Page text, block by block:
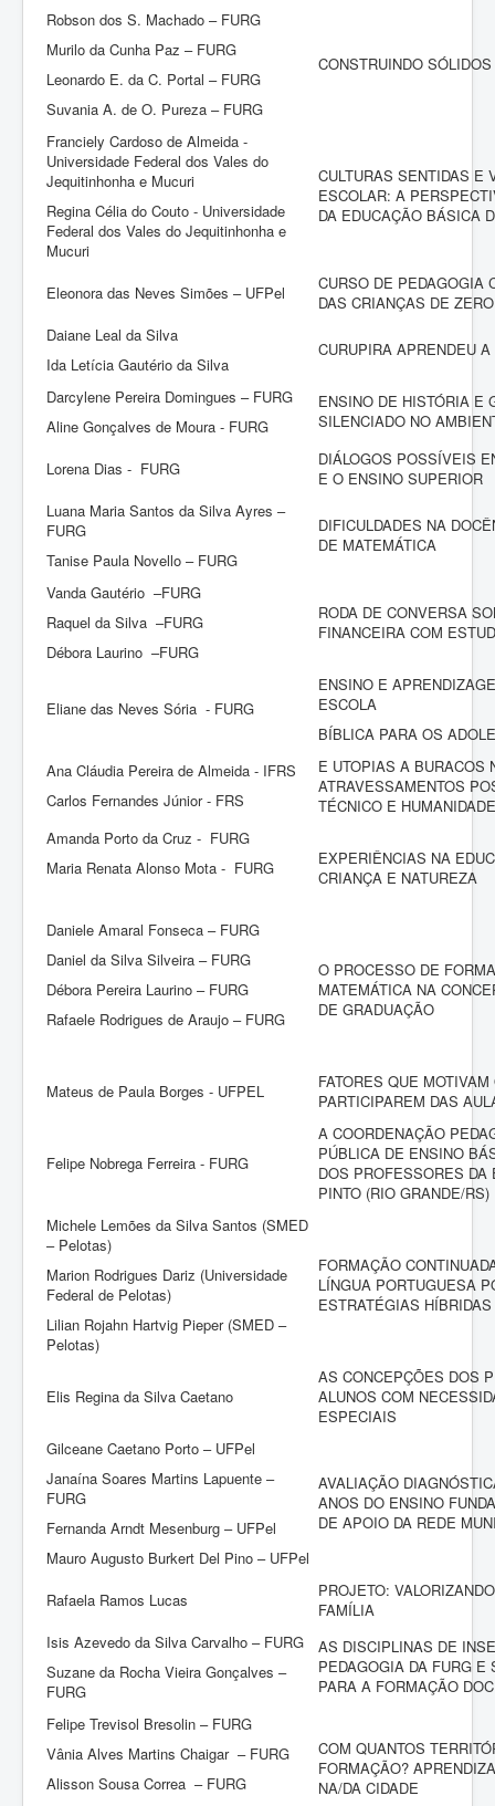
Robson dos S. Machado – FURG
Murilo da Cunha Paz – FURG
Leonardo E. da C. Portal – FURG
Suvania A. de O. Pureza – FURG
CONSTRUINDO
Franciely Cardoso de Almeida -
Universidade Federal dos Vales do
Jequitinhonha e Mucuri
Regina Célia do Couto - Universidade
Federal dos Vales do Jequitinhonha e
Mucuri
CULTURAS SENTIDAS E
ESCOLAR: A
DA EDUCAÇÃO BÁSICA
Eleonora das Neves Simões – UFPel
CURSO DE PEDAGOGIA
DAS CRIANÇAS DE
Daiane Leal da Silva
Ida Letícia Gautério da Silva
CURUPIRA APRENDEU
Darcylene Pereira Domingues – FURG
Aline Gonçalves de Moura - FURG
ENSINO DE HISTÓRIA E
SILENCIADO NO
Lorena Dias - FURG
DIÁLOGOS POSSÍVEIS
E O ENSINO SUPERIOR
Luana Maria Santos da Silva Ayres –
FURG
Tanise Paula Novello – FURG
DIFICULDADES NA
DE MATEMÁTICA
Vanda Gautério –FURG
Raquel da Silva –FURG
Débora Laurino –FURG
RODA DE CONVERSA
FINANCEIRA COM
Eliane das Neves Sória - FURG
ENSINO E
ESCOLA
BÍBLICA PARA OS
Ana Cláudia Pereira de Almeida - IFRS
Carlos Fernandes Júnior - FRS
E UTOPIAS A BURACOS
ATRAVESSAMENTOS
TÉCNICO E
Amanda Porto da Cruz - FURG
Maria Renata Alonso Mota - FURG
EXPERIÊNCIAS NA
CRIANÇA E NATUREZA
Daniele Amaral Fonseca – FURG
Daniel da Silva Silveira – FURG
Débora Pereira Laurino – FURG
Rafaele Rodrigues de Araujo – FURG
O PROCESSO DE
MATEMÁTICA NA
DE GRADUAÇÃO
Mateus de Paula Borges - UFPEL
FATORES QUE
PARTICIPAREM DAS
Felipe Nobrega Ferreira - FURG
A COORDENAÇÃO
PÚBLICA DE ENSINO
DOS PROFESSORES DA
PINTO (RIO GRANDE/RS)
Michele Lemões da Silva Santos (SMED
– Pelotas)
Marion Rodrigues Dariz (Universidade
Federal de Pelotas)
Lilian Rojahn Hartvig Pieper (SMED –
Pelotas)
FORMAÇÃO
LÍNGUA PORTUGUESA
ESTRATÉGIAS
Elis Regina da Silva Caetano
AS CONCEPÇÕES DOS
ALUNOS COM
ESPECIAIS
Gilceane Caetano Porto – UFPel
Janaína Soares Martins Lapuente –
FURG
Fernanda Arndt Mesenburg – UFPel
Mauro Augusto Burkert Del Pino – UFPel
AVALIAÇÃO
ANOS DO ENSINO
DE APOIO DA REDE
Rafaela Ramos Lucas
PROJETO:
FAMÍLIA
Isis Azevedo da Silva Carvalho – FURG
Suzane da Rocha Vieira Gonçalves –
FURG
AS DISCIPLINAS DE
PEDAGOGIA DA FURG E
PARA A FORMAÇÃO
Felipe Trevisol Bresolin – FURG
Vânia Alves Martins Chaigar – FURG
Alisson Sousa Correa – FURG
COM QUANTOS
FORMAÇÃO?
NA/DA CIDADE